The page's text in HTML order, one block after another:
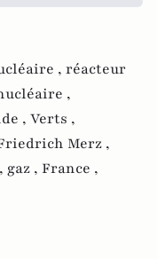
, réacteur
,
, Verts ,
Merz ,
gaz , France ,